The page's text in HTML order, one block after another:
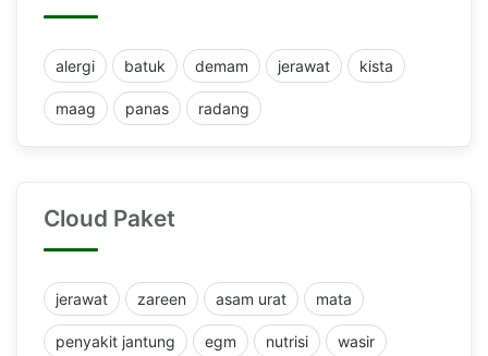
alergi batuk demam jerawat kista
maag panas radang
Cloud Paket
jerawat zareen asam urat mata
penyakit jantung egm nutrisi wasir